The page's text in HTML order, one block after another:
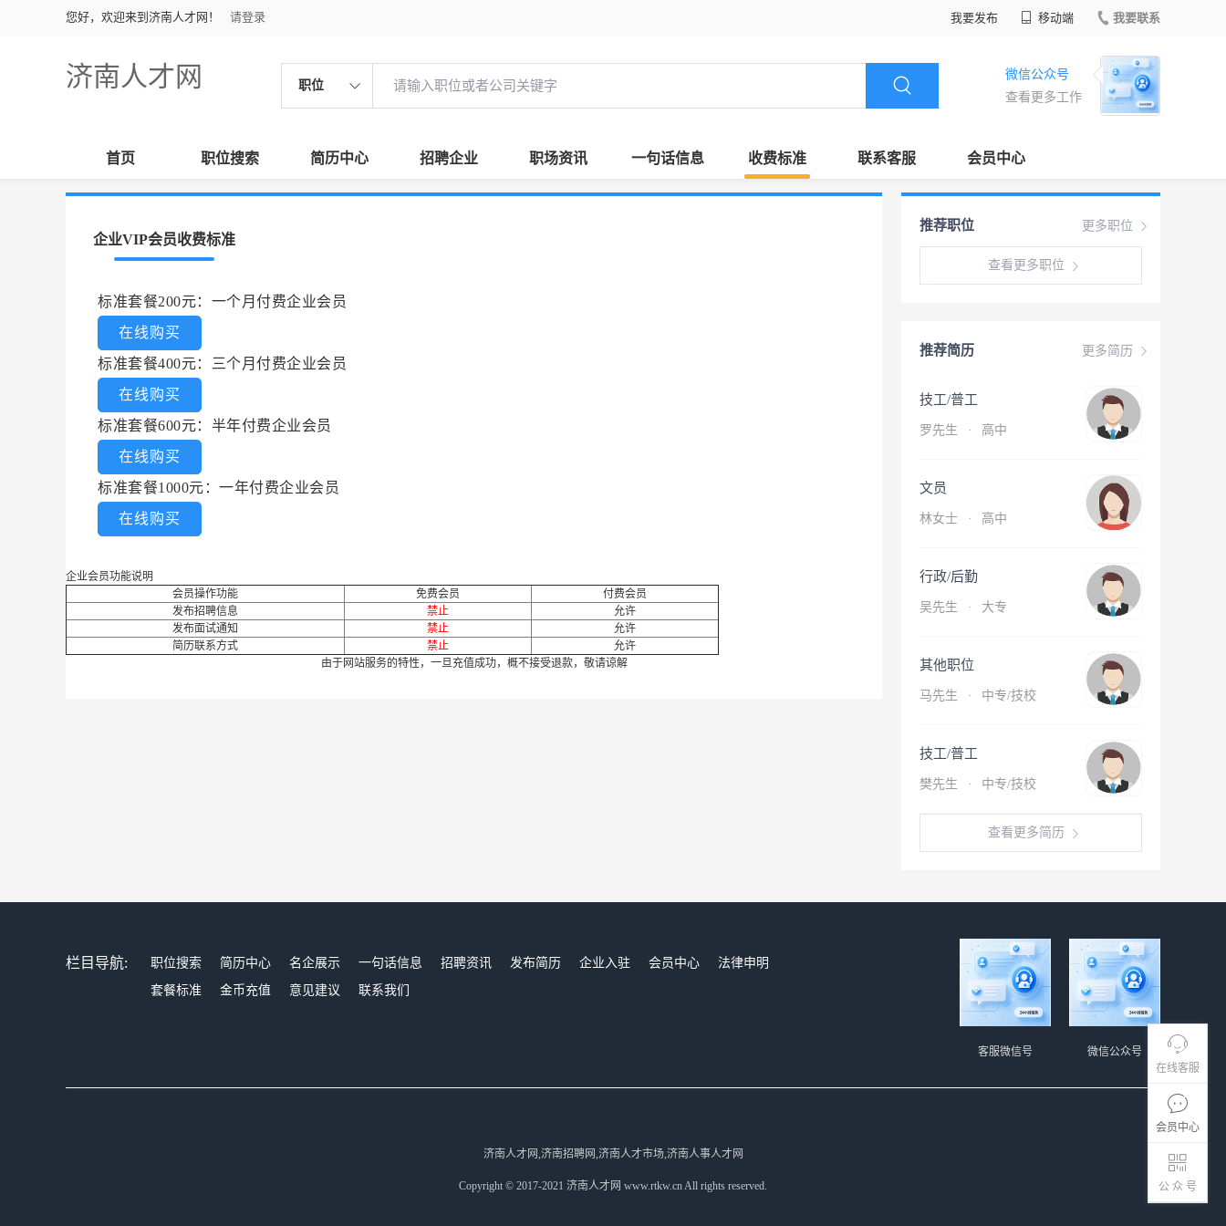
您好，欢迎来到济南人才网！ 请登录 我要发布 移动端 我要联系
济南人才网 职位
微信公众号
查看更多工作
首页 职位搜索 简历中心 招聘企业 职场资讯 一句话信息 收费标准 联系客服 会员中心
在线客服
会员中心
公 众 号
企业VIP会员收费标准
标准套餐200元：一个月付费企业会员
在线购买
标准套餐400元：三个月付费企业会员
在线购买
标准套餐600元：半年付费企业会员
在线购买
标准套餐1000元：一年付费企业会员
在线购买
企业会员功能说明
会员操作功能
免费会员
付费会员
发布招聘信息
禁止
允许
发布面试通知
禁止
允许
简历联系方式
禁止
允许
由于网站服务的特性，一旦充值成功，概不接受退款，敬请谅解
更多职位
推荐职位
查看更多职位
更多简历
推荐简历
技工/普工
罗先生 · 高中
文员
林女士 · 高中
行政/后勤
吴先生 · 大专
其他职位
马先生 · 中专/技校
技工/普工
樊先生 · 中专/技校
查看更多简历
栏目导航: 职位搜索 简历中心 名企展示 一句话信息 招聘资讯 发布简历 企业入驻 会员中心
法律申明
套餐标准
金币充值 意见建议 联系我们
微信公众号
客服微信号
济南人才网,济南招聘网,济南人才市场,济南人事人才网
Copyright © 2017-2021 济南人才网 www.rtkw.cn All rights reserved.